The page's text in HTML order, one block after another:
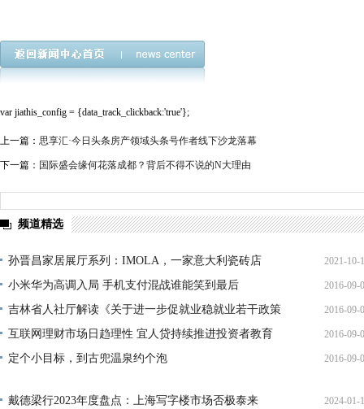
var jiathis_config = {data_track_clickback:'true'};
上一篇： 思享汇·今日头条房产领域头条号作者线下沙龙落幕
下一篇： 国际盛会缘何花落成都？背后不得不说的N大理由
频道精选
孙晋昌家居展厅系列：IMOLA，一家意大利瓷砖店 2021-10-
小米华为高调入局 手机支付混战谁能笑到最后 2016-09-
吉林省人社厅解读《关于进一步促就业稳就业若干政策
措
2016-09-
互联网理财市场日趋理性 宜人贷持续推进投资者教育 2016-09-
定个小目标，到古兜温泉约个泡 2016-09-
戴德梁行2023年度盘点：上海写字楼市场否极泰来 2024-01-